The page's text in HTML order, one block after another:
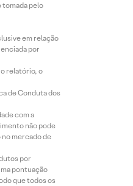
tomada pelo
em relação
por
relatório, o
de Conduta dos
com a
não pode
mercado de
por
pontuação
que todos os